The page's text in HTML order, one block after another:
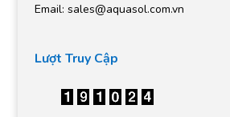
Email: sales@aquasol.com.vn
Lượt Truy Cập